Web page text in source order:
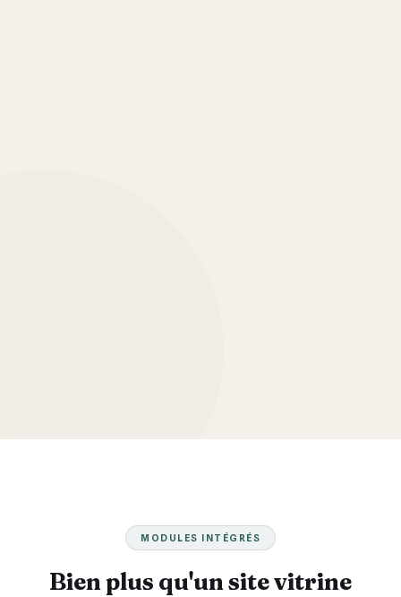
MODULES INTÉGRÉS
Bien plus qu'un site vitrine